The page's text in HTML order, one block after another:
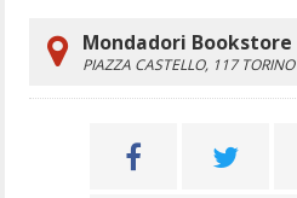
Mondadori
PIAZZA CASTELLO, 117TORINO